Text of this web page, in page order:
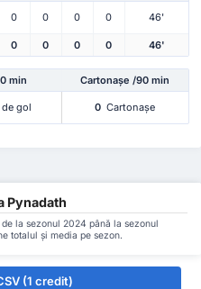
0 0 0 0 46'
0 0 0 0 46'
min Cartonașe /90 min
de gol 0 Cartonașe
Pynadath
la sezonul 2024 până la sezonul
totalul și media pe sezon.
(1 credit)